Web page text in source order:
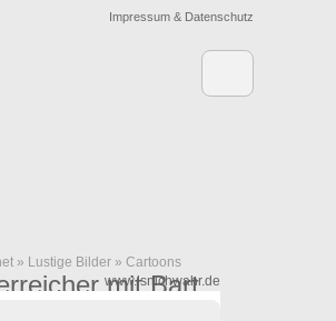
Impressum & Datenschutz
» Lustige Bilder » Cartoons
mit Bart
www.isnichwahr.de